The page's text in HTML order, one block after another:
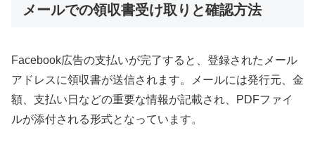
メールでの領収書受け取りと確認方法
Facebook広告の支払いが完了すると、登録されたメール
アドレスに領収書が送信されます。メールには発行元、金
額、支払い日などの重要な情報が記載され、PDFファイ
ルが添付される形式となっています。